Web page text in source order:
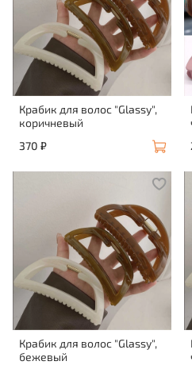
Крабик для волос "Glassy",
коричневый
370 ₽
Крабик для волос "Glassy",
бежевый